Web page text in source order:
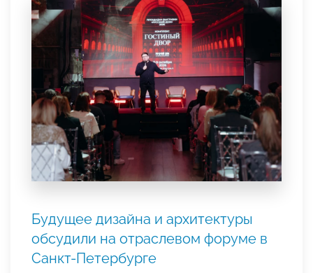
Будущее дизайна и архитектуры
обсудили на отраслевом форуме в
Санкт-Петербурге